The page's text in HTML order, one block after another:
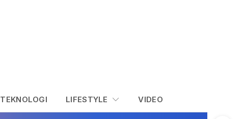
TEKNOLOGI LIFESTYLE VIDEO